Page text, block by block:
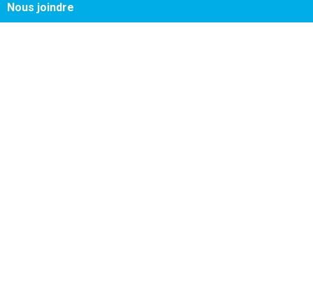
Nous joindre